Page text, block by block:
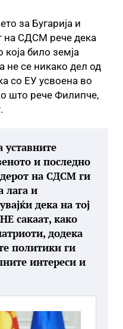
за Бугарија и
на СДСМ рече дека
било земја
не се никако дел од
со ЕУ усвоена во
што рече Филипче,
уставните
и последно
на СДСМ ги
лага и
дека на тој
сакаат, како
додека
политики ги
интереси и